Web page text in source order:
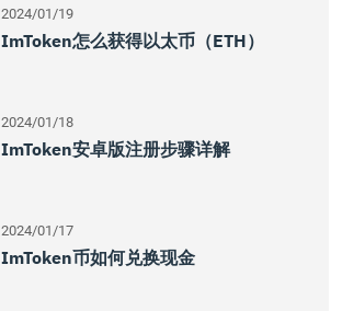
2024/01/19
ImToken怎么获得以太币（ETH）
2024/01/18
ImToken安卓版注册步骤详解
2024/01/17
ImToken币如何兑换现金